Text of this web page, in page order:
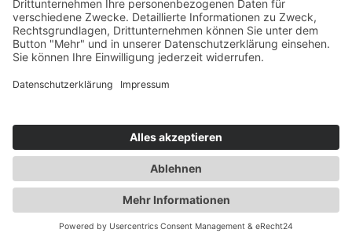
© 2026 by SVG Nord Service und Vertrieb GmbH
Unser Impressum Datenschutz Kontakt